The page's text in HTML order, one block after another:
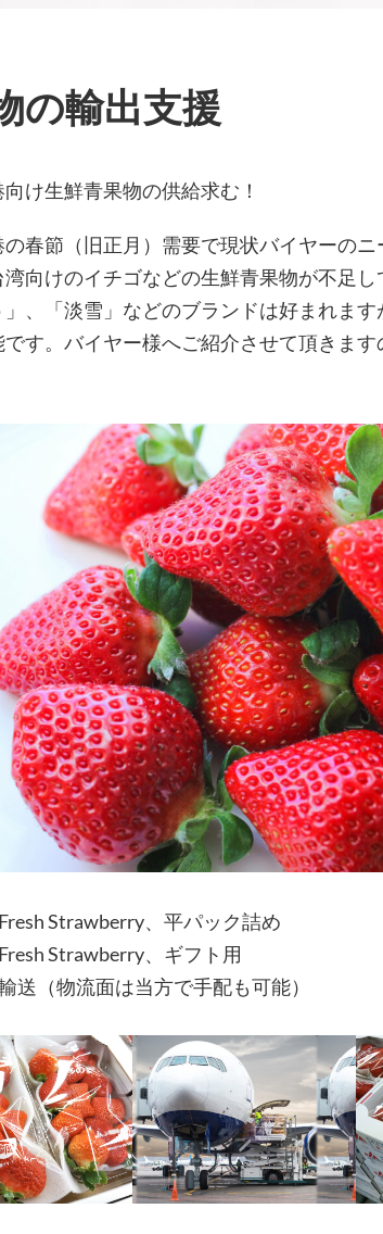
の輸出支援
け生鮮青果物の供給求む！
の春節（旧正月）需要で現状バイヤーの
向けのイチゴなどの生鮮青果物が不足し
」、「淡雪」などのブランドは好まれま
です。バイヤー様へご紹介させて頂きま
Strawberry、平パック詰め
Strawberry、ギフト用
送（物流面は当方で手配も可能）